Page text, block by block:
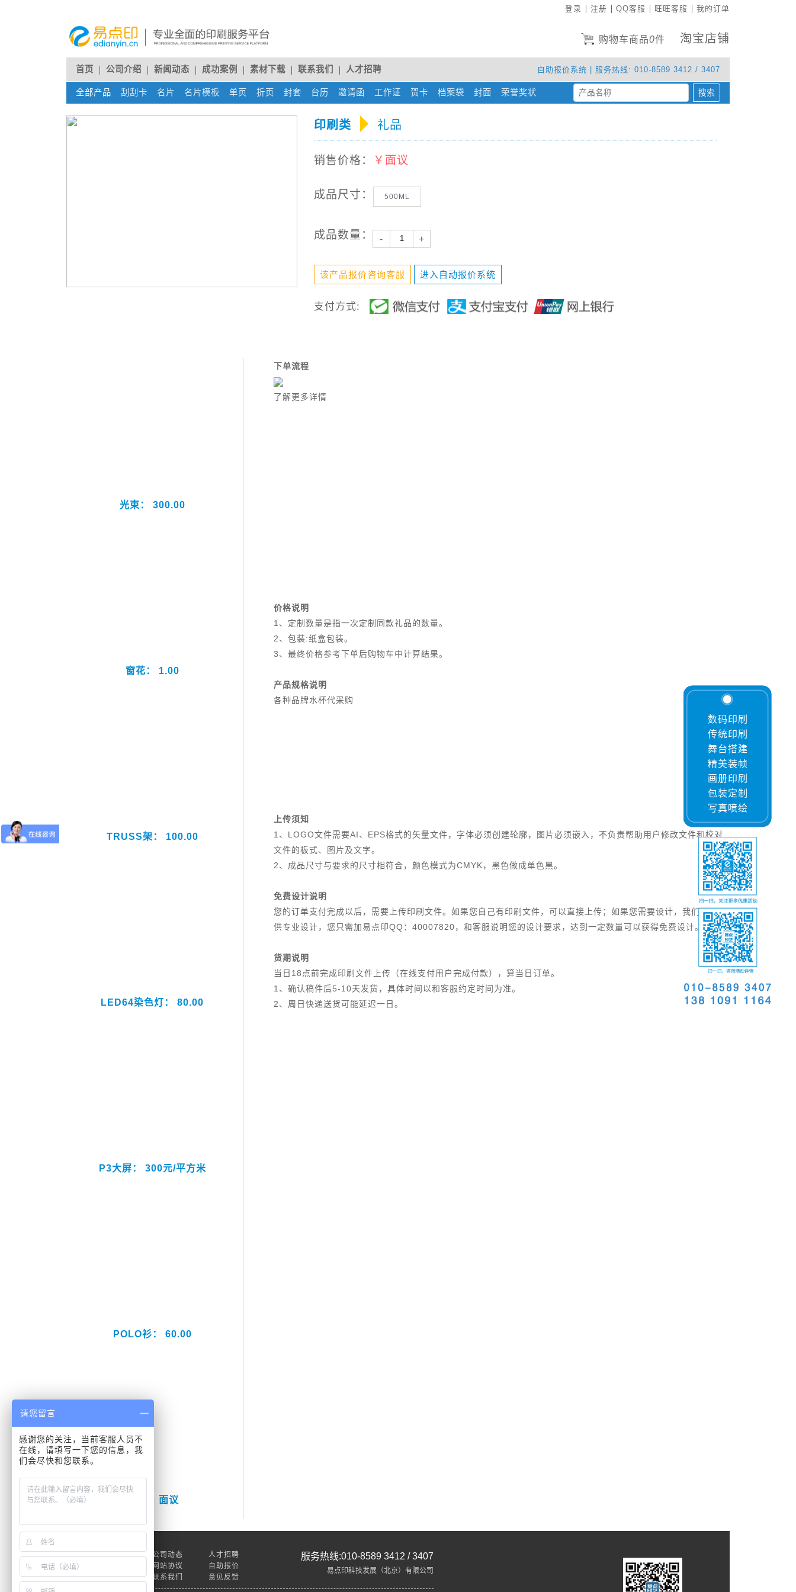
登录 注册 QQ客服 旺旺客服 我的订单
购物车商品0件 淘宝店铺
首页 公司介绍 新闻动态 成功案例 素材下载 联系我们 人才招聘 自助报价系统 | 服务热线: 010-8589 3412 / 3407
全部产品 刮刮卡 (current)
名片 (current)
名片模板 (current)
单页 (current)
折页 (current)
封套 (current)
台历 (current)
邀请函 (current)
工作证 (current)
贺卡 (current)
档案袋 (current)
封面 (current)
荣誉奖状 搜索
印刷类 礼品
销售价格： ￥面议
成品尺寸： 500ML
成品数量： - +
该产品报价咨询客服 进入自动报价系统
支付方式:
光束： 300.00
窗花： 1.00
TRUSS架： 100.00
LED64染色灯： 80.00
P3大屏： 300元/平方米
POLO衫： 60.00
相框： 面议
下单流程
了解更多详情
价格说明
1、定制数量是指一次定制同款礼品的数量。
2、包装:纸盒包装。
3、最终价格参考下单后购物车中计算结果。
产品规格说明
各种品牌水杯代采购
上传须知
1、LOGO文件需要AI、EPS格式的矢量文件，字体必须创建轮廓，图片必须嵌入，不负责帮助用户修改文件和校对
文件的板式、图片及文字。
2、成品尺寸与要求的尺寸相符合，颜色模式为CMYK，黑色做成单色黑。
免费设计说明
您的订单支付完成以后，需要上传印刷文件。如果您自己有印刷文件，可以直接上传；如果您需要设计，我们可以提
供专业设计，您只需加易点印QQ：40007820，和客服说明您的设计要求，达到一定数量可以获得免费设计。
货期说明
当日18点前完成印刷文件上传（在线支付用户完成付款），算当日订单。
1、确认稿件后5-10天发货，具体时间以和客服约定时间为准。
2、周日快递送货可能延迟一日。
关于我们 公司动态
人才招聘
网站协议
自助报价
帮助中心
联系我们 意见反馈
服务热线:010-8589 3412 / 3407
易点印科技发展（北京）有限公司
数码印刷
传统印刷
舞台搭建
精美装帧
画册印刷
包装定制
写真喷绘
请您留言
感谢您的关注，当前客服人员不
在线，请填写一下您的信息，我
们会尽快和您联系。